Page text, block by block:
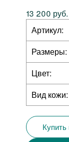
13 200 руб.
Артикул:
Размеры:
Цвет:
Вид кожи:
Купить